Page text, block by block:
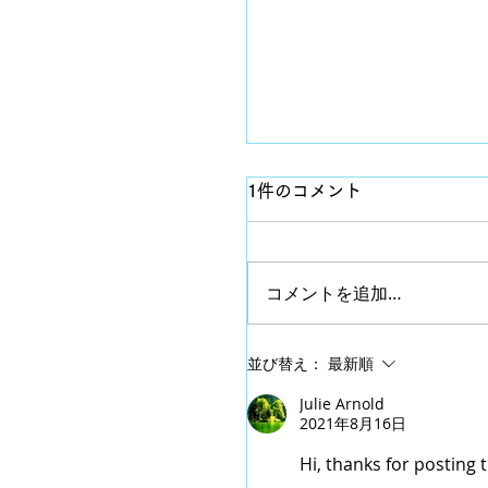
8月スケジュール
1件のコメント
コメントを追加…
並び替え： 最新順
Julie Arnold
2021年8月16日
Hi, thanks for posting